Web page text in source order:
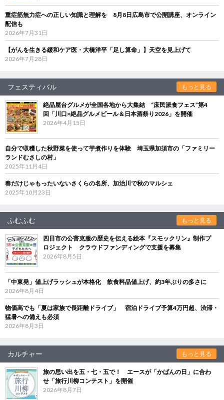
重症筋無力症への正しい知識と理解を 8月8日広島市で公開講座、オンライン
配信も
2026年7月31日
【がんを生きる緩和ケア医・大橋洋平「足し算命」】天空を見上げて
2026年7月28日
フェスティバル もっと見る
絶品屋台グルメが全国各地から大集結 “庶民派食フェス”第4
回「川口×絶品グルメビール＆日本酒祭り2026」を開催
2026年4月15日
自分で収穫した秋野菜を使って芋煮作りを体験 埼玉県加須市の「ファミリー
ランドむさしの村」
2025年11月4日
春だけじゃもったいないさくらの名所、加治川で秋のマルシェ
2025年10月23日
ふむふむ もっと見る
四日市の公害克服の歴史を伝える絵本『スモックリン』制作プ
ロジェクト クラウドファンディングで支援を募集
2026年8月5日
「中東発」値上げラッシュが本格化 飲食料品値上げ、約3年ぶりの多さに
2026年8月4日
物価高でも「夏は家族で長距離ドライブ」 宿泊ドライブ予算4万円超、渋滞・
猛暑への備えも必須
2026年8月3日
カルチャー もっと見る
旅の思い出を五・七・五で！ エースが「かばんの日」に合わ
せ「旅行川柳コンテスト」を開催
2026年8月7日